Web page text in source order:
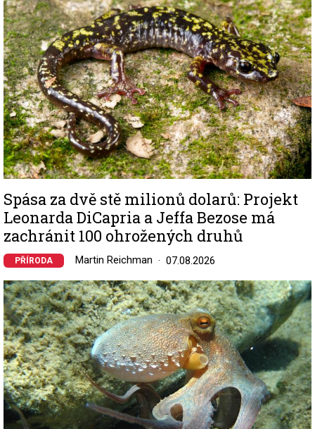
Spása za dvě stě milionů dolarů: Projekt
Leonarda DiCapria a Jeffa Bezose má
zachránit 100 ohrožených druhů
PŘÍRODA Martin Reichman 07.08.2026
Image